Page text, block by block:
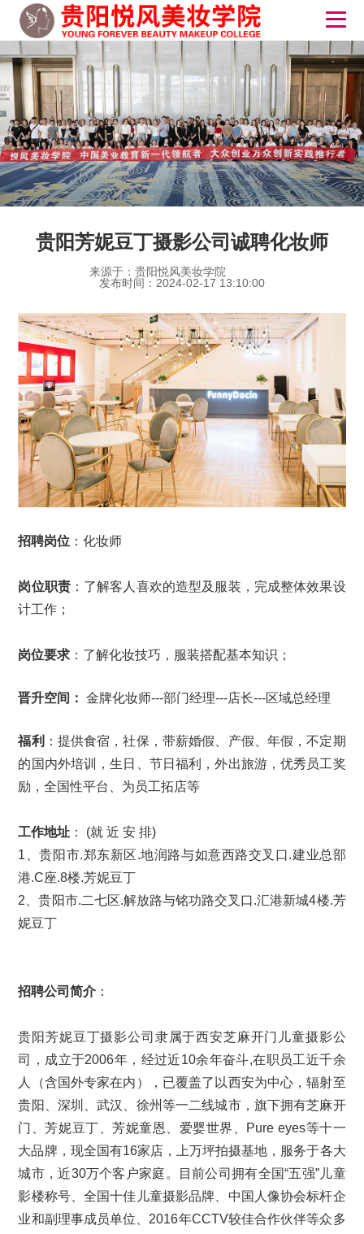
贵阳芳妮豆丁摄影公司诚聘化妆师
来源于：贵阳悦风美妆学院
发布时间：2024-02-17 13:10:00
招聘岗位 ：化妆师
岗位职责：了解客人喜欢的造型及服装，完成整体效果设
计工作；
岗位要求 ： 了解化妆技巧，服装搭配基本知识；
晋升空间： 金牌化妆师---部门经理---店长---区域总经理
福利 ：提供食宿，社保，带薪婚假、产假、年假，不定期
的国内外培训，生日、节日福利，外出旅游，优秀员工奖
励，全国性平台、为员工拓店等
工作地址 ： (就 近 安 排)
1、贵阳市.郑东新区.地润路与如意西路交叉口.建业总部
港.C座.8楼.芳妮豆丁
2、贵阳市.二七区.解放路与铭功路交叉口.汇港新城4楼.芳
妮豆丁
招聘公司简介 ：
贵阳芳妮豆丁摄影公司隶属于西安芝麻开门儿童摄影公
司，成立于2006年，经过近10余年奋斗,在职员工近千余
人（含国外专家在内），已覆盖了以西安为中心，辐射至
贵阳、深圳、武汉、徐州等一二线城市，旗下拥有芝麻开
门、芳妮豆丁、芳妮童恩、爱婴世界、Pure eyes等十一
大品牌，现全国有16家店，上万坪拍摄基地，服务于各大
城市，近30万个客户家庭。目前公司拥有全国“五强”儿童
影楼称号、全国十佳儿童摄影品牌、中国人像协会标杆企
业和副理事成员单位、2016年CCTV较佳合作伙伴等众多